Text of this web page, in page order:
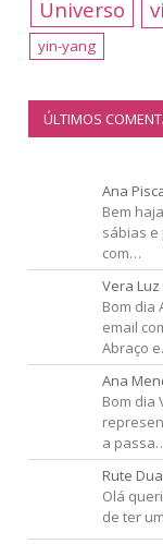
Universo
yin-yang
ÚLTIMOS
Ana
Bem
sábias e
com…
Vera Luz
Bom dia
email
Abraço
Ana
Bom dia
a
Rute
Olá
de ter